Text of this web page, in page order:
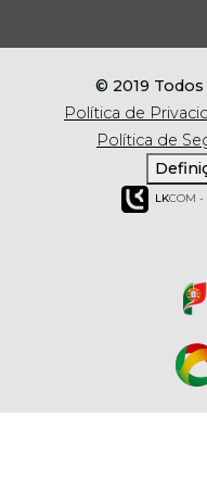
© 2019
Política de
Política de
LKCOM -